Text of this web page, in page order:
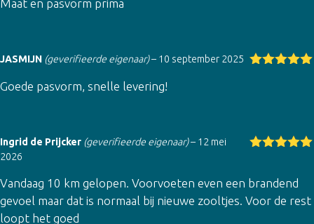
Maat en pasvorm prima
JASMIJN (geverifieerde eigenaar)– 10 september 2025
Goede pasvorm, snelle levering!
Ingrid de Prijcker (geverifieerde eigenaar)– 12 mei
2026
Vandaag 10 km gelopen. Voorvoeten even een brandend
gevoel maar dat is normaal bij nieuwe zooltjes. Voor de rest
loopt het goed